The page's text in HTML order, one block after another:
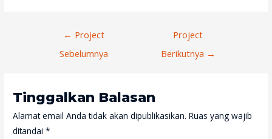
Navigasi
Pos
← Project
Sebelumnya
Project
Berikutnya →
Tinggalkan Balasan
Alamat email Anda tidak akan dipublikasikan. Ruas yang wajib
ditandai*